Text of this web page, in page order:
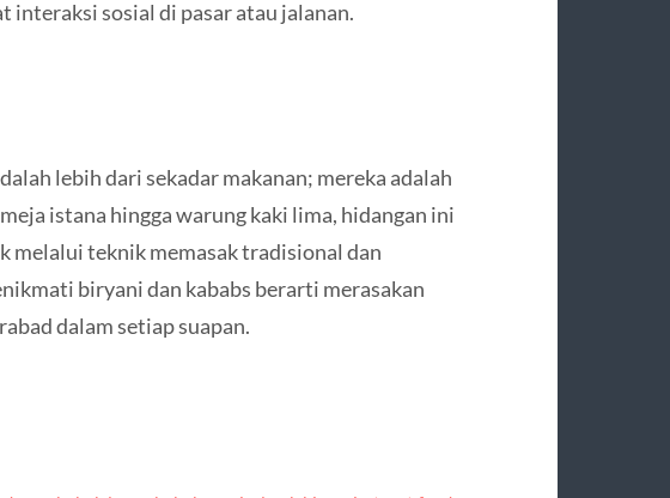
interaksi sosial di pasar atau jalanan.
lebih dari sekadar makanan; mereka adalah
istana hingga warung kaki lima, hidangan ini
melalui teknik memasak tradisional dan
biryani dan kababs berarti merasakan
dalam setiap suapan.